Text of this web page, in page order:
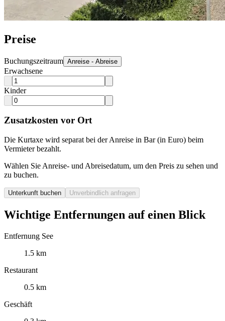
Preise
Buchungszeitraum Anreise - Abreise
Erwachsene
Kinder
Zusatzkosten vor Ort
Die Kurtaxe wird separat bei der Anreise in Bar (in Euro) beim
Vermieter bezahlt.
Wählen Sie Anreise- und Abreisedatum, um den Preis zu sehen und
zu buchen.
Unterkunft buchen Unverbindlich anfragen
Wichtige Entfernungen auf einen Blick
Entfernung See
1.5 km
Restaurant
0.5 km
Geschäft